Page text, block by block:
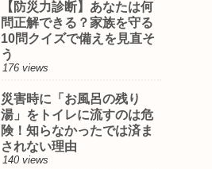
【防災力診断】あなたは何
問正解できる？家族を守る
10問クイズで備えを見直そ
う
176 views
災害時に「お風呂の残り
湯」をトイレに流すのは危
険！知らなかったでは済ま
されない理由
140 views